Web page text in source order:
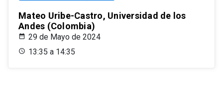
Mateo Uribe-Castro, Universidad de los
Andes (Colombia)
29 de Mayo de 2024
13:35 a 14:35